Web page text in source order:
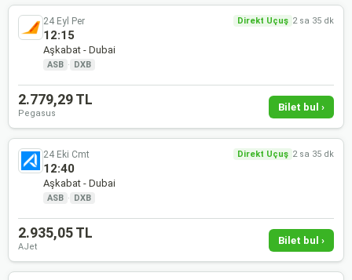
24 Eyl Per Direkt Uçuş 2 sa 35 dk
12:15
Aşkabat - Dubai
ASB · DXB
2.779,29 TL
Pegasus
Bilet bul ›
24 Eki Cmt Direkt Uçuş 2 sa 35 dk
12:40
Aşkabat - Dubai
ASB · DXB
2.935,05 TL
AJet
Bilet bul ›